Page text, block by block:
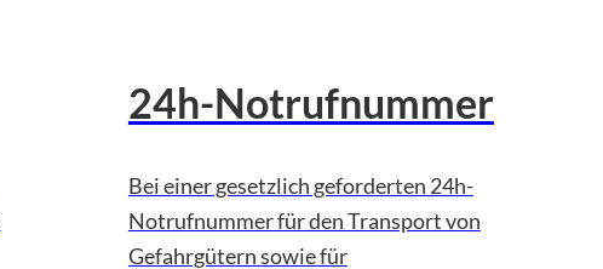
24h-Notrufnummer
Bei einer gesetzlich geforderten 24h-
Notrufnummer für den Transport von
Gefahrgütern sowie für